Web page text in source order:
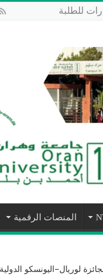
للطلبة
المنصات الرقمية
لوريال–اليونسكو